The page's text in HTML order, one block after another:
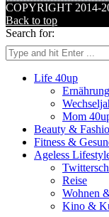
COPYRIGHT 2014-
Back to top
Search for:
Life 40up
Mom
Beauty &
Fitness &
Ageless
Reise
Wohnen
Kino &